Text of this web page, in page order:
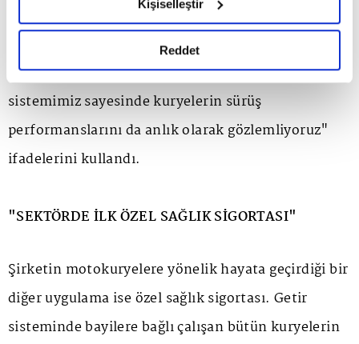
okumak ve sitemizi ziyaretiniz kapsamında
gerçekleştirilen veri işleme faaliyetleri ile ilgili daha
detaylı bilgi almak için lütfentıklayınız.
Kişiselleştir
Reddet
ve depolardaki bütün araç ve ekipman
yeterliliklerini detaylı bir şekilde kontrol ediyor ve
varsa eksikleri tamamlıyoruz. Kullandığımız takip
sistemimiz sayesinde kuryelerin sürüş
performanslarını da anlık olarak gözlemliyoruz"
ifadelerini kullandı.
"SEKTÖRDE İLK ÖZEL SAĞLIK SİGORTASI"
Şirketin motokuryelere yönelik hayata geçirdiği bir
diğer uygulama ise özel sağlık sigortası. Getir
sisteminde bayilere bağlı çalışan bütün kuryelerin